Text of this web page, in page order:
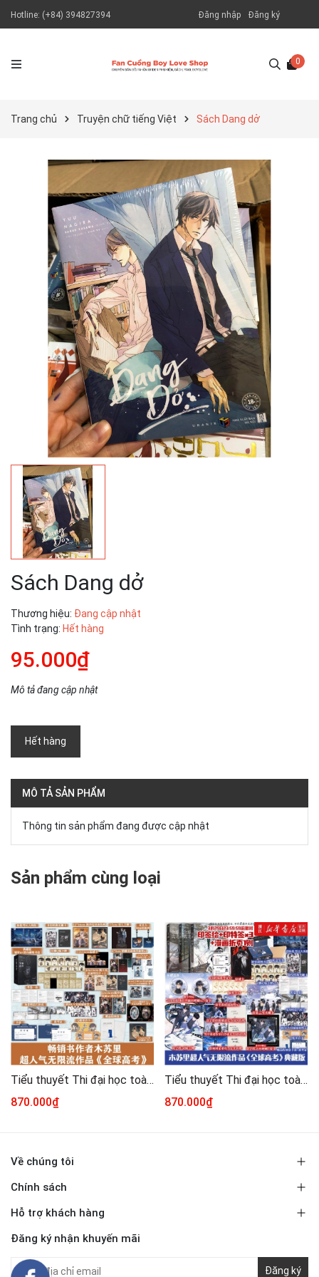
Hotline: (+84) 394827394 Đăng nhập Đăng ký
0
Trang chủ Truyện chữ tiếng Việt Sách Dang dở
Sách Dang dở
Thương hiệu: Đang cập nhật
Tình trạng: Hết hàng
95.000₫
Mô tả đang cập nhật
Hết hàng
MÔ TẢ SẢN PHẨM
Thông tin sản phẩm đang được cập nhật
Sản phẩm cùng loại
Tiểu thuyết Thi đại học toàn cầu 1+2+3 - VER 17 [BẢN TRUNG]
870.000₫
Tiểu thuyết Thi đại học toàn cầu 1+2+3 - VER 16 [BẢN TRUNG]
870.000₫
Về chúng tôi
Chính sách
Hỗ trợ khách hàng
Đăng ký nhận khuyến mãi
Đăng ký